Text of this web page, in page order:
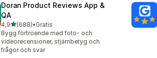
Doran Product Reviews App &
QA
4,9av 5 stjärnor
(688)
688 recensioner totalt
•Gratis
Bygg förtroende med foto- och
videorecensioner, stjärnbetyg och
frågor och svar